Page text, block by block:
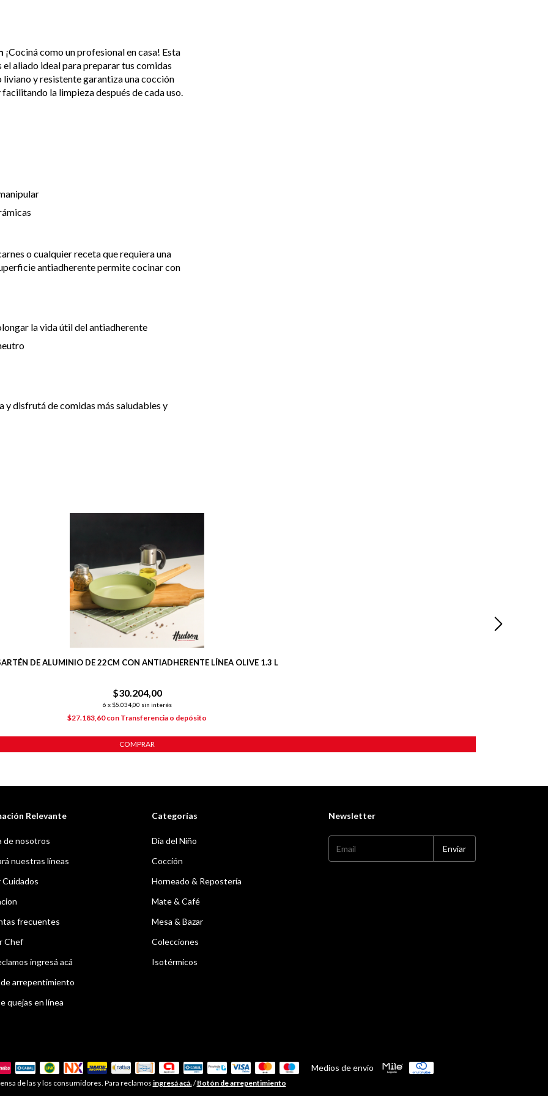
¡Cociná como un profesional en casa! Esta
aliado ideal para preparar tus comidas
liviano y resistente garantiza una cocción
la limpieza después de cada uso.
o cualquier receta que requiera una
antiadherente permite cocinar con
la vida útil del antiadherente
y disfrutá de comidas más saludables y
DE ALUMINIO DE 22CM CON ANTIADHERENTE LÍNEA OLIVE 1.3 L
$30.204,00
6 x $5.034,00 sin interés
$27.183,60con Transferencia o depósito
COMPRAR
Relevante
de nosotros
nuestras líneas
Cuidados
frecuentes
Chef
ingresá acá
arrepentimiento
quejas en línea
Categorías
Dia del Niño
Cocción
Horneado & Repostería
Mate & Café
Mesa & Bazar
Colecciones
Isotérmicos
Newsletter
Medios de envío
de las y los consumidores. Para reclamos ingresá acá./ Botón de arrepentimiento